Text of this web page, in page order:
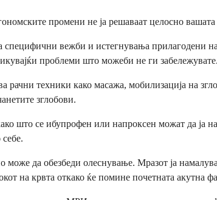
промени не ја решаваат целосно
специфични вежби и истегнувања прилагодени
проблеми што можеби не ги забележувате.
рачни техники како масажа, мобилизација на
зглобови.
што се ибупрофен или напроксен можат да ја
може да обезбеди олеснување. Мразот ја
на крвта откако ќе помине почетната акутна